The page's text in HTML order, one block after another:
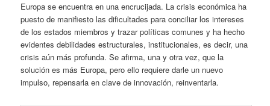
Europa se encuentra en una encrucijada. La crisis económica ha
puesto de manifiesto las dificultades para conciliar los intereses
de los estados miembros y trazar políticas comunes y ha hecho
evidentes debilidades estructurales, institucionales, es decir, una
crisis aún más profunda. Se afirma, una y otra vez, que la
solución es más Europa, pero ello requiere darle un nuevo
impulso, repensarla en clave de innovación, reinventarla.